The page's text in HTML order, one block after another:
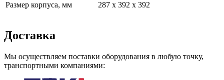
Размер корпуса, мм 287 x 392 x 392
Доставка
Мы осуществляем поставки оборудования в любую точку,
транспортными компаниями: